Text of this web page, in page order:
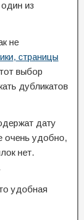
из
не
страницы
выбор
дубликатов
дату
очень удобно,
нет.
удобная